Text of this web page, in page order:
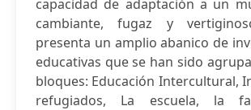
capacidad de adaptación a un
cambiante, fugaz y
presenta un amplio abanico de
educativas que se han sido
bloques: Educación Intercultural,
refugiados, La escuela, la